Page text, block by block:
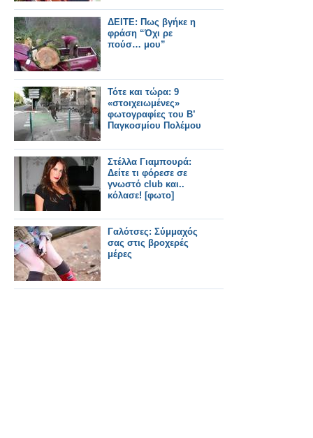
ΔΕΙΤΕ: Πως βγήκε η
φράση “Όχι ρε
πούσ… μου”
Τότε και τώρα: 9
«στοιχειωμένες»
φωτογραφίες του Β’
Παγκοσμίου Πολέμου
Στέλλα Γιαμπουρά:
Δείτε τι φόρεσε σε
γνωστό club και..
κόλασε! [φωτο]
Γαλότσες: Σύμμαχός
σας στις βροχερές
μέρες